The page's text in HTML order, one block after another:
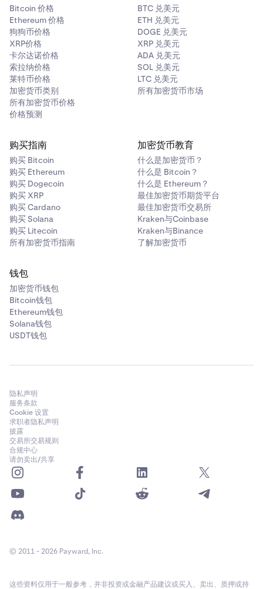
Bitcoin 价格
Ethereum 价格
狗狗币价格
XRP价格
卡尔达诺价格
索拉纳价格
莱特币价格
加密货币类别
所有加密货币价格
价格预测
BTC 兑美元
ETH 兑美元
DOGE 兑美元
XRP 兑美元
ADA 兑美元
SOL 兑美元
LTC 兑美元
所有加密货币市场
购买指南
购买 Bitcoin
购买 Ethereum
购买 Dogecoin
购买 XRP
购买 Cardano
购买 Solana
购买 Litecoin
所有加密货币指南
加密货币教育
什么是加密货币？
什么是 Bitcoin？
什么是 Ethereum？
最佳加密货币期货平台
最佳加密货币交易所
Kraken与Coinbase
Kraken与Binance
了解加密货币
钱包
加密货币钱包
Bitcoin钱包
Ethereum钱包
Solana钱包
USDT钱包
隐私声明
服务条款
Cookie 设置
求职者隐私声明
披露
交易所交易规则
合规中心
请勿卖出/共享
© 2011 - 2026 Payward, Inc.
这些资料仅用于一般参考，并非投资或金融产品建议或买入、卖出、质押或持